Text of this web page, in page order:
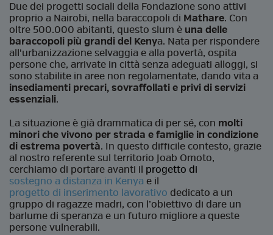
Due dei progetti sociali della Fondazione sono attivi
proprio a Nairobi, nella baraccopoli di Mathare. Con
oltre 500.000 abitanti, questo slum è una delle
baraccopoli più grandi del Kenya. Nata per rispondere
all'urbanizzazione selvaggia e alla povertà, ospita
persone che, arrivate in città senza adeguati alloggi, si
sono stabilite in aree non regolamentate, dando vita a
insediamenti precari, sovraffollati e privi di servizi
essenziali.
La situazione è già drammatica di per sé, con molti
minori che vivono per strada e famiglie in condizione
di estrema povertà. In questo difficile contesto, grazie
al nostro referente sul territorio Joab Omoto,
cerchiamo di portare avanti il progetto di
sostegno a distanza in Kenya e il
progetto di inserimento lavorativo dedicato a un
gruppo di ragazze madri, con l’obiettivo di dare un
barlume di speranza e un futuro migliore a queste
persone vulnerabili.